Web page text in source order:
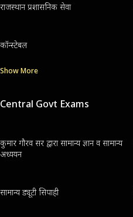
राजस्थान प्रशासनिक सेवा
कॉन्स्टेबल
Show More
Central Govt Exams
कुमार गौरव सर द्वारा सामान्य ज्ञान व सामान्य
अध्ययन
सामान्य ड्यूटी सिपाही